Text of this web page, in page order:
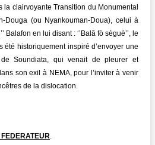
clairvoyante Transition du Monumental
Douga (ou Nyankouman-Doua), celui à
Balafon en lui disant : ‘’Balâ fö sèguè’’, le
été historiquement inspiré d’envoyer une
Soundiata, qui venait de pleurer et
son exil à NEMA, pour l’inviter à venir
de la dislocation.
.